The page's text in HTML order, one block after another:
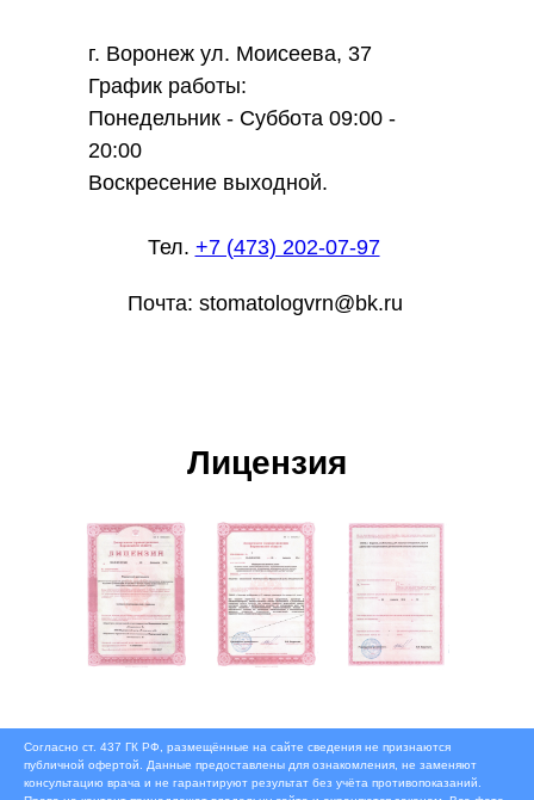
Тел. +7 (473) 202-07-97
г. Воронеж ул. Моисеева, 37
График работы:
Понедельник - Суббота 09:00 -
20:00
Воскресение выходной.
Почта: stomatologvrn@bk.ru
Лицензия
Согласно ст. 437 ГК РФ, размещённые на сайте сведения не признаются
публичной офертой. Данные предоставлены для ознакомления, не заменяют
консультацию врача и не гарантируют результат без учёта противопоказаний.